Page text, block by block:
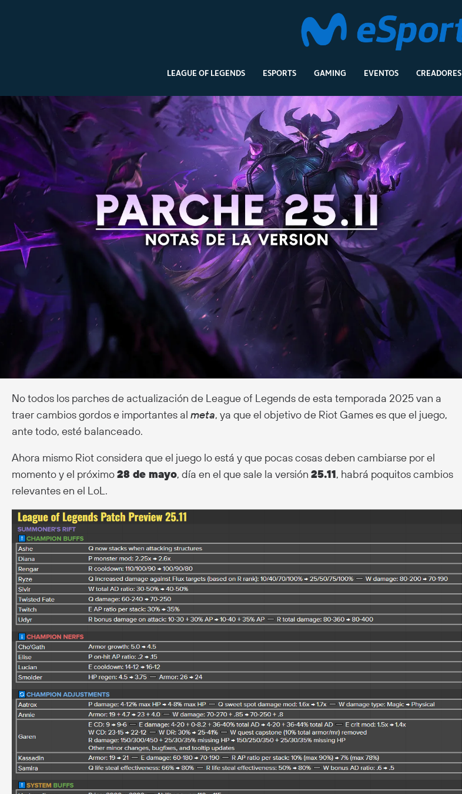
LEAGUE OF LEGENDS ESPORTS GAMING EVENTOS CREADORES
No todos los parches de actualización de League of Legends de esta temporada 2025 van a
traer cambios gordos e importantes al meta, ya que el objetivo de Riot Games es que el juego,
ante todo, esté balanceado.
Ahora mismo Riot considera que el juego lo está y que pocas cosas deben cambiarse por el
momento y el próximo28 de mayo, día en el que sale la versión 25.11, habrá poquitos cambios
relevantes en el LoL.